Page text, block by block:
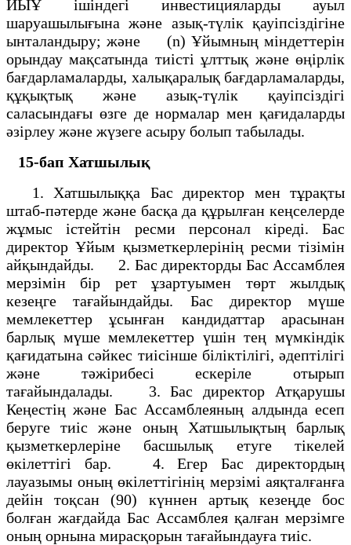
ИЫҰ ішіндегі инвестицияларды ауыл
шаруашылығына және азық-түлік қауіпсіздігіне
ынталандыру; және (n) Ұйымның міндеттерін
орындау мақсатында тиісті ұлттық және өңірлік
бағдарламаларды, халықаралық бағдарламаларды,
құқықтық және азық-түлік қауіпсіздігі
саласындағы өзге де нормалар мен қағидаларды
әзірлеу және жүзеге асыру болып табылады.
15-бап Хатшылық
1. Хатшылыққа Бас директор мен тұрақты
штаб-пәтерде және басқа да құрылған кеңселерде
жұмыс істейтін ресми персонал кіреді. Бас
директор Ұйым қызметкерлерінің ресми тізімін
айқындайды. 2. Бас директорды Бас Ассамблея
мерзімін бір рет ұзартуымен төрт жылдық
кезеңге тағайындайды. Бас директор мүше
мемлекеттер ұсынған кандидаттар арасынан
барлық мүше мемлекеттер үшін тең мүмкіндік
қағидатына сәйкес тиісінше біліктілігі, әдептілігі
және тәжірибесі ескеріле отырып
тағайындалады. 3. Бас директор Атқарушы
Кеңестің және Бас Ассамблеяның алдында есеп
беруге тиіс және оның Хатшылықтың барлық
қызметкерлеріне басшылық етуге тікелей
өкілеттігі бар. 4. Егер Бас директордың
лауазымы оның өкілеттігінің мерзімі аяқталғанға
дейін тоқсан (90) күннен артық кезеңде бос
болған жағдайда Бас Ассамблея қалған мерзімге
оның орнына мирасқорын тағайындауға тиіс.